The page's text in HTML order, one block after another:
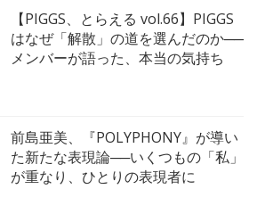
【PIGGS、とらえる vol.66】PIGGS
はなぜ「解散」の道を選んだのか──
メンバーが語った、本当の気持ち
前島亜美、『POLYPHONY』が導い
た新たな表現論──いくつもの「私」
が重なり、ひとりの表現者に